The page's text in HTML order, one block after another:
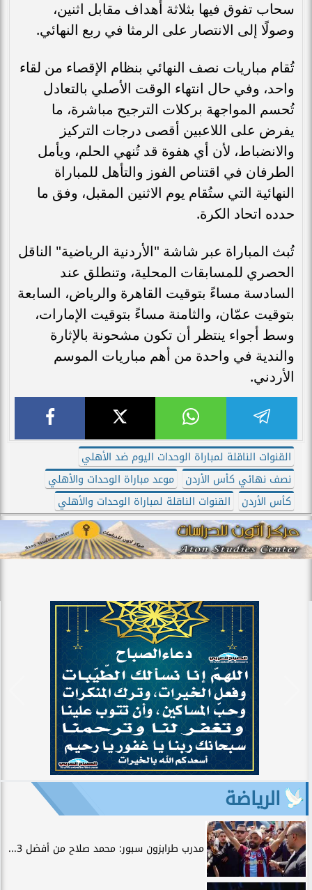
سحاب تفوق فيها بثلاثة أهداف مقابل اثنين،
وصولًا إلى الانتصار على الرمثا في ربع النهائي.
تُقام مباريات نصف النهائي بنظام الإقصاء من لقاء
واحد، وفي حال انتهاء الوقت الأصلي بالتعادل
تُحسم المواجهة بركلات الترجيح مباشرة، ما
يفرض على اللاعبين أقصى درجات التركيز
والانضباط، لأن أي هفوة قد تُنهي الحلم، ويأمل
الطرفان في اقتناص الفوز والتأهل للمباراة
النهائية التي ستُقام يوم الاثنين المقبل، وفق ما
حدده اتحاد الكرة.
تُبث المباراة عبر شاشة "الأردنية الرياضية" الناقل
الحصري للمسابقات المحلية، وتنطلق عند
السادسة مساءً بتوقيت القاهرة والرياض، السابعة
بتوقيت عمّان، والثامنة مساءً بتوقيت الإمارات،
وسط أجواء ينتظر أن تكون مشحونة بالإثارة
والندية في واحدة من أهم مباريات الموسم
الأردني.
القنوات الناقلة لمباراة الوحدات اليوم ضد الأهلي
نصف نهائي كأس الأردن
موعد مباراة الوحدات والأهلي
كأس الأردن
القنوات الناقلة لمباراة الوحدات والأهلي
الرياضة
مدرب طرابزون سبور: محمد صلاح من أفضل 3...